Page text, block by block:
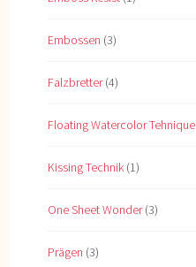
Embossen (3)
Falzbretter(4)
Floating Watercolor Tehnique
Kissing Technik (1)
One Sheet Wonder(3)
Prägen (3)